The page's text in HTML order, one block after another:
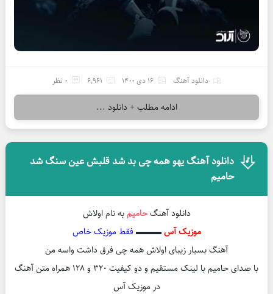
دانلود آهنگ 16 دی 1400 6,961 0 نظر
ادامه مطلب + دانلود ...
دانلود آهنگ یهو همه چی بد شد قلبش عین سنگ شد
حامیم
دانلود آهنگحامیمبه نام اولاش
موزیک آس▬▬▬ فقط موزیک خاص
آهنگ بسیار زیبای اولاش همه چی فرق داشت واسه من
با صدای حامیم با لینک مستقیم و دو کیفیت ۳۲۰ و ۱۲۸ همراه متن آهنگ
در موزیک آس